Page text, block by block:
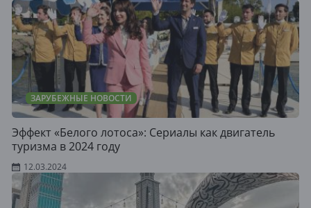
ЗАРУБЕЖНЫЕ НОВОСТИ
Эффект «Белого лотоса»: Сериалы как двигатель
туризма в 2024 году
12.03.2024